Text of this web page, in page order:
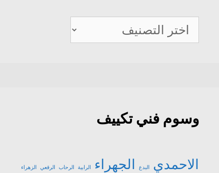
صيانة
تكييف
وسوم فني تكييف
الاحمدي البدع الجهراء الرابية الرحاب الرقعي الزهراء